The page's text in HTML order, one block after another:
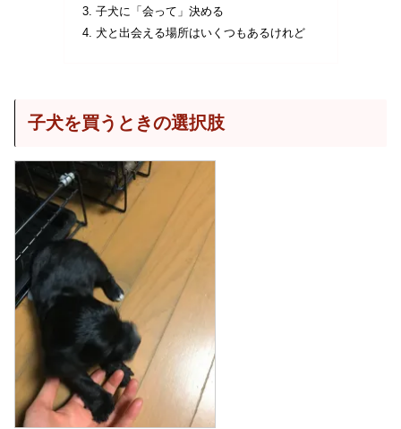
子犬に「会って」決める
犬と出会える場所はいくつもあるけれど
子犬を買うときの選択肢